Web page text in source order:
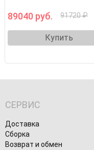
89040 руб. 91720 ₽
Купить
СЕРВИС
Доставка
Сборка
Возврат и обмен